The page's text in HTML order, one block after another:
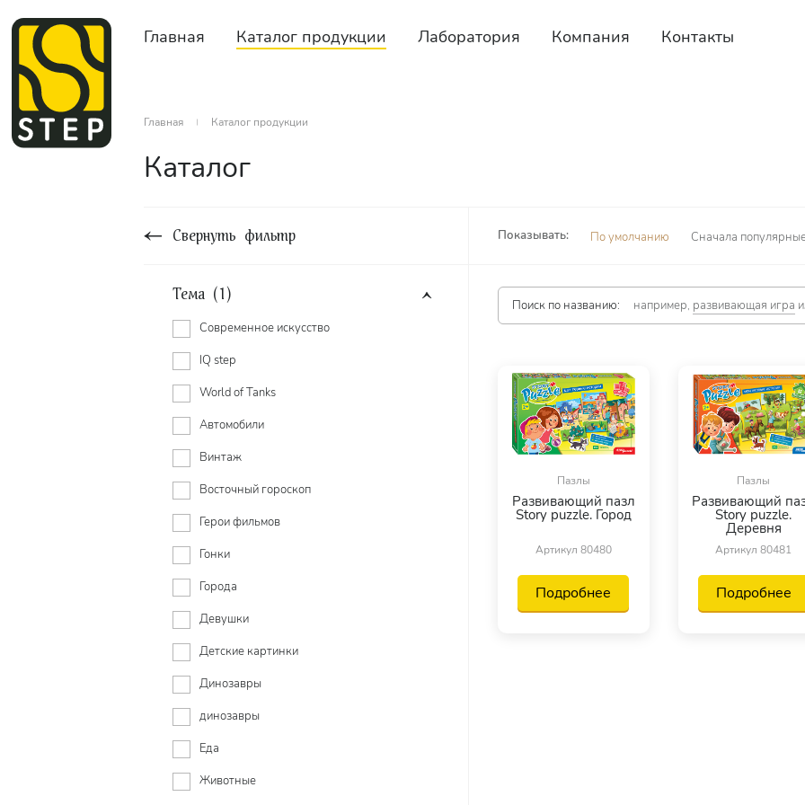
Главная Каталог продукции Лаборатория Компания Контакты
Главная Каталог продукции
Каталог
Показывать: По умолчанию Сначала
Свернуть фильтр
Поиск по названию: например, развивающая игра
Пазлы
Развивающий пазл
Story puzzle. Город
Артикул 80480
Подробнее
Пазлы
Развивающий
Story puzzle.
Деревня
Артикул 80481
Подробнее
Тема (1)
Cовременное искусство
IQ step
World of Tanks
Автомобили
Винтаж
Восточный гороскоп
Герои фильмов
Гонки
Города
Девушки
Детские картинки
Динозавры
динозавры
Еда
Животные